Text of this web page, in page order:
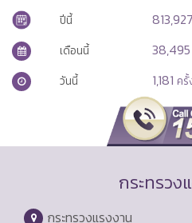
ปีนี้
813,927
เดือนนี้
38,495
วันนี้
1,181 ครั้
กระทรวง
กระทรวงแรงงาน